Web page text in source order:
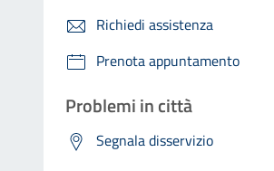
Richiedi assistenza
Prenota appuntamento
Problemi in città
Segnala disservizio